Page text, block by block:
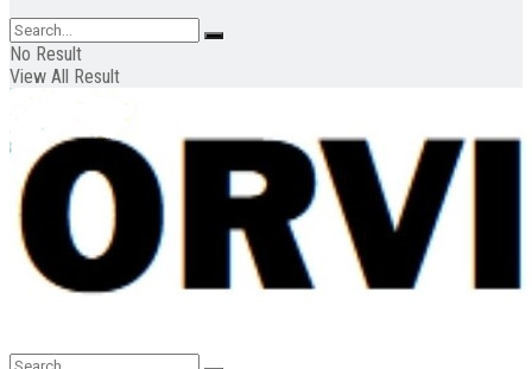
No Result
View All Result